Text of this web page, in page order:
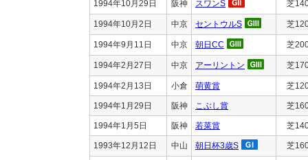
1994年10月29日 阪神 スワンS 芝
1994年10月2日 中京 セントウルS 芝
1994年9月11日 中京 朝日CC 芝
1994年2月27日 中京 アーリントン 芝
1994年2月13日 小倉 萌黄賞 芝
1994年1月29日 阪神 こぶし賞 芝
1994年1月5日 阪神 若菜賞 芝
1993年12月12日 中山 朝日杯3歳S 芝